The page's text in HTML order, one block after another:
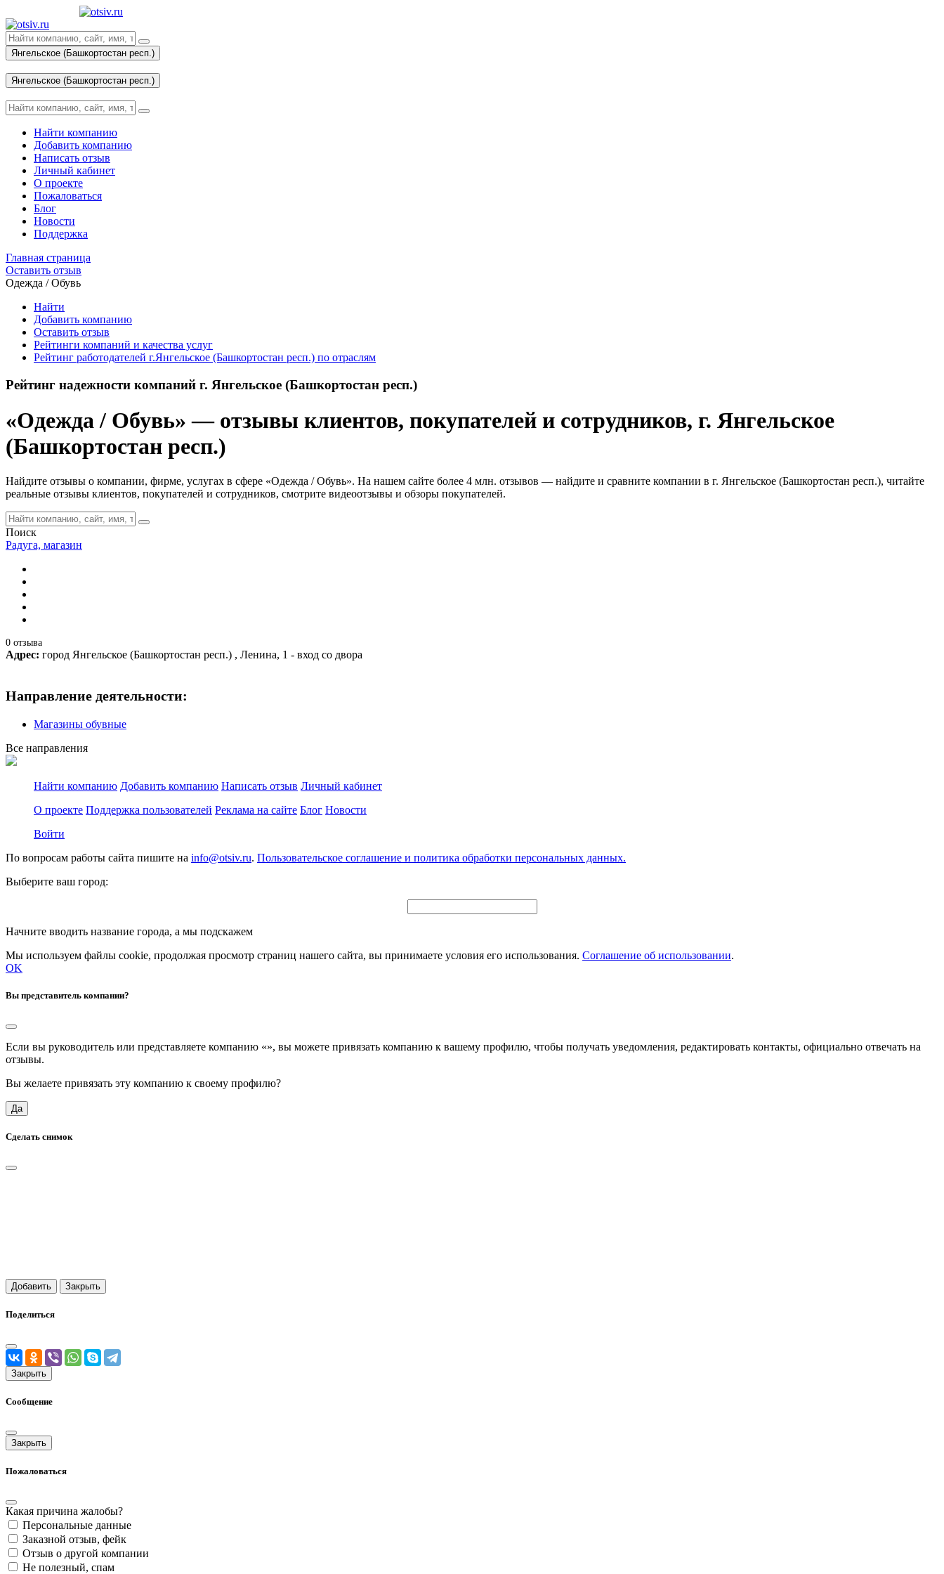
Янгельское (Башкортостан респ.)
Янгельское (Башкортостан респ.)
Найти компанию
Добавить компанию
Написать отзыв
Личный кабинет
О проекте
Пожаловаться
Блог
Новости
Поддержка
Главная страница
Оставить отзыв
Одежда / Обувь
Найти
Добавить компанию
Оставить отзыв
Рейтинги компаний и качества услуг
Рейтинг работодателей г.Янгельское (Башкортостан респ.) по отраслям
Рейтинг надежности компаний г. Янгельское (Башкортостан респ.)
«Одежда / Обувь» — отзывы клиентов, покупателей и сотрудников, г. Янгельское
(Башкортостан респ.)
Найдите отзывы о компании, фирме, услугах в сфере «Одежда / Обувь». На нашем сайте более 4 млн. отзывов — найдите и сравните компании в г. Янгельское (Башкортостан респ.), читайте
реальные отзывы клиентов, покупателей и сотрудников, смотрите видеоотзывы и обзоры покупателей.
Поиск
Радуга, магазин
0 отзыва
Адрес: город Янгельское (Башкортостан респ.) , Ленина, 1 - вход со двора
Направление деятельности:
Магазины обувные
Все направления
Найти компанию Добавить компанию Написать отзыв Личный кабинет
О проекте Поддержка пользователей Реклама на сайте Блог Новости
Войти
По вопросам работы сайта пишите на info@otsiv.ru. Пользовательское соглашение и политика обработки персональных данных.
Выберите ваш город:
Начните вводить название города, а мы подскажем
Мы используем файлы cookie, продолжая просмотр страниц нашего сайта, вы принимаете условия его использования. Соглашение об использовании.
OK
Вы представитель компании?
Если вы руководитель или представляете компанию «», вы можете привязать компанию к вашему профилю, чтобы получать уведомления, редактировать контакты, официально отвечать на
отзывы.
Вы желаете привязать эту компанию к своему профилю?
Да
Сделать снимок
Добавить Закрыть
Поделиться
Закрыть
Сообщение
Закрыть
Пожаловаться
Какая причина жалобы?
Персональные данные
Заказной отзыв, фейк
Отзыв о другой компании
Не полезный, спам